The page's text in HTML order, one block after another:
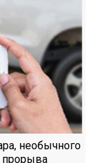
необычного
прорыва